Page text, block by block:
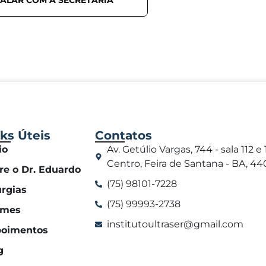
Úteis
o Dr. Eduardo
Contatos
Av. Getúlio Vargas, 744 - sala 112 e
Centro, Feira de Santana - BA,
(75) 98101-7228
(75) 99993-2738
institutoultraser@gmail.com